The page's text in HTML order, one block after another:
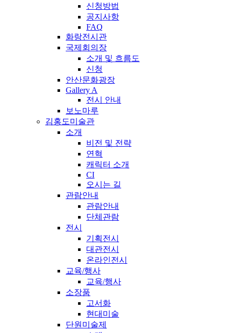
신청방법
공지사항
FAQ
화랑전시관
국제회의장
소개 및 흐름도
신청
안산문화광장
Gallery A
전시 안내
보노마루
김홍도미술관
소개
비전 및 전략
연혁
캐릭터 소개
CI
오시는 길
관람안내
관람안내
단체관람
전시
기획전시
대관전시
온라인전시
교육/행사
교육/행사
소장품
고서화
현대미술
단원미술제